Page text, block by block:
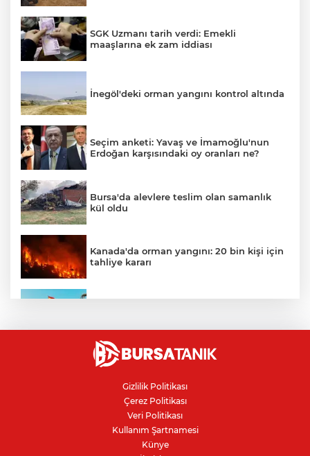
SGK Uzmanı tarih verdi: Emekli
maaşlarına ek zam iddiası
İnegöl'deki orman yangını kontrol altında
Seçim anketi: Yavaş ve İmamoğlu'nun
Erdoğan karşısındaki oy oranları ne?
Bursa'da alevlere teslim olan samanlık
kül oldu
Kanada'da orman yangını: 20 bin kişi için
tahliye kararı
Karacabey Belediyespor'dan
Bursaspor'un gençlerine 5 yıllık imza
Kanser teşhisinde doğru görüntüleme
hayat kurtarıyor
Gizlilik Politikası
Çerez Politikası
Veri Politikası
Kullanım Şartnamesi
Künye